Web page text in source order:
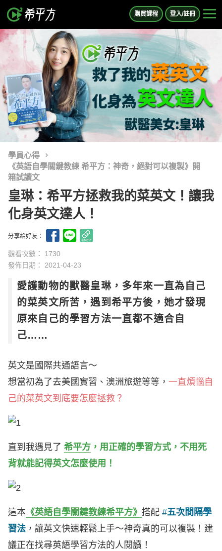
購買課程 登入/註冊
學員心得
《英語自學關鍵教練 希平方：神奇，絕對可以複製》開
箱試讀文
皇琳：希平方拯救我的菜英文！讓我
化身英文達人！
分享給好友：
觀看次數： 1730
發佈日期： 2021-04-23
愛護動物的獸醫皇琳，多年來一直為自己
的菜英文所苦，遇到希平方後，她才發現
原來自己的學習方法一直都不適合自
己……
英文是國際共通語言～
想當初為了去美國實習、澳洲旅遊等等， 一直煩惱自
己的菜英文到底要怎麼拯救？
直到我遇見了 希平方 ，用正確的學習方式，不用死
背就能記得英文怎麼使用！
這本 《英語自學關鍵教練希平方》 搭配 #五次間隔學
習法 ，讓英文快速輕鬆上手～神奇真的可以複製！建
議正在找尋英語學習方法的人閱讀！